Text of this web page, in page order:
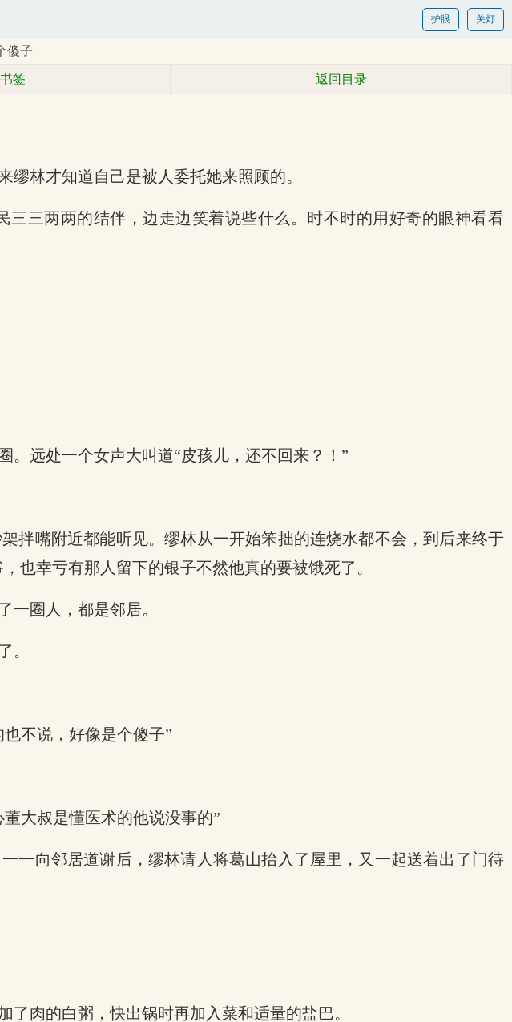
关灯
护眼
傻子
签 返回目录
林才知道自己是被人委托她来照顾的。
三两两的结伴，边走边笑着说些什么。时不时的用好奇的眼神看看
远处一个女声大叫道“皮孩儿，还不回来？！”
拌嘴附近都能听见。缪林从一开始笨拙的连烧水都不会，到后来终于
也幸亏有那人留下的银子不然他真的要被饿死了。
一圈人，都是邻居。
。
不说，好像是个傻子”
大叔是懂医术的他说没事的”
一向邻居道谢后，缪林请人将葛山抬入了屋里，又一起送着出了门待
肉的白粥，快出锅时再加入菜和适量的盐巴。